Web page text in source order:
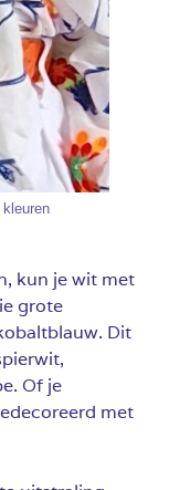
kun je wit met
grote
Dit
Of je
met